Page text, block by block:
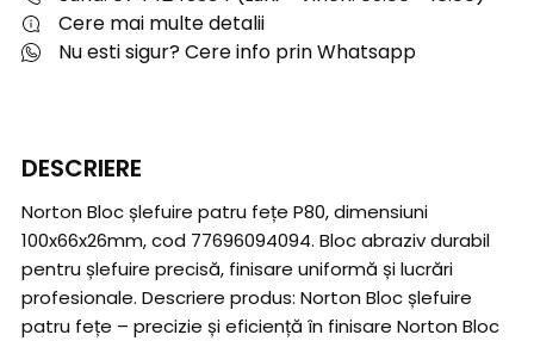
Cere mai multe detalii
Nu esti sigur? Cere info prin Whatsapp
DESCRIERE
Norton Bloc șlefuire patru fețe P80, dimensiuni
100x66x26mm, cod 77696094094. Bloc abraziv durabil
pentru șlefuire precisă, finisare uniformă și lucrări
profesionale. Descriere produs: Norton Bloc șlefuire
patru fețe – precizie și eficiență în finisare Norton Bloc